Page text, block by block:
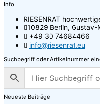
Info
RIESENRAT
10829 Berlin, Gustav-
+49 30 74684466
info@riesenrat.eu
Suchbegriff oder Artikelnummer
Neueste Beiträge